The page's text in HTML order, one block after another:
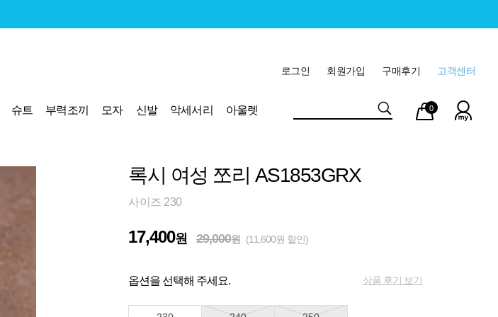
고객센터
구매후기
회원가입
로그인
슈트 부력조끼 모자 신발 악세서리
아울렛
마이
페이
장바
구니
0
록시 여성 쪼리 AS1853GRX
사이즈 230
17,400원 29,000원 (11,600원 할인)
옵션을 선택해 주세요. 상품 후기 보기